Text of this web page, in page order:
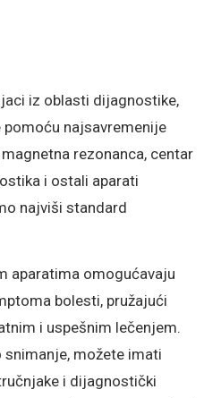
iz oblasti dijagnostike,
pomoću najsavremenije
rezonanca, centar
i ostali aparati
najviši standard
aparatima omogućavaju
bolesti, pružajući
i uspešnim lečenjem.
možete imati
i dijagnostički